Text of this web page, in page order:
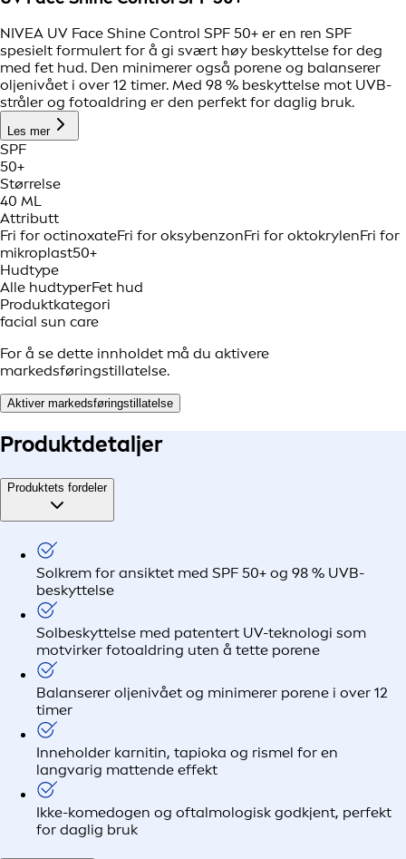
NIVEA UV Face Shine Control SPF 50+ er en ren SPF
spesielt formulert for å gi svært høy beskyttelse for deg
med fet hud. Den minimerer også porene og balanserer
oljenivået i over 12 timer. Med 98 % beskyttelse mot UVB-
stråler og fotoaldring er den perfekt for daglig bruk.
Les mer
SPF
50+
Størrelse
40 ML
Attributt
Fri for octinoxateFri for oksybenzonFri for oktokrylenFri for
mikroplast50+
Hudtype
Alle hudtyperFet hud
Produktkategori
facial sun care
For å se dette innholdet må du aktivere
markedsføringstillatelse.
Aktiver markedsføringstillatelse
Produktdetaljer
Produktets fordeler
Solkrem for ansiktet med SPF 50+ og 98 % UVB-
beskyttelse
Solbeskyttelse med patentert UV-teknologi som
motvirker fotoaldring uten å tette porene
Balanserer oljenivået og minimerer porene i over 12
timer
Inneholder karnitin, tapioka og rismel for en
langvarig mattende effekt
Ikke-komedogen og oftalmologisk godkjent, perfekt
for daglig bruk